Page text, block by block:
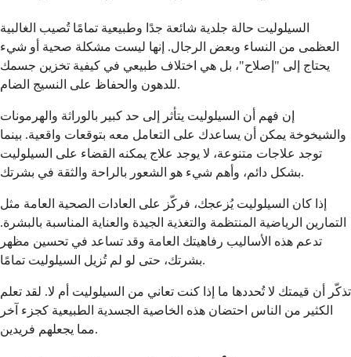
السيلوليت حالة جلدية شائعة جدًا وطبيعية تمامًا تُصيب الغالبية
العظمى من النساء وبعض الرجال. إنها ليست مشكلة صحية أو شيء
يحتاج إلى "إصلاح"، بل هي اختلاف طبيعي في كيفية تخزين جسمك
للدهون والحفاظ على النسيج الضام.
إن فهم أن السيلوليت يتأثر إلى حد كبير بالوراثة والهرمونات
والشيخوخة يمكن أن يساعدك على التعامل معه بتوقعات واقعية. بينما
توجد علاجات متنوعة، لا يوجد علاج يمكنه القضاء على السيلوليت
بشكل دائم، وأهم شيء هو الشعور بالراحة والثقة في بشرتك.
إذا كان السيلوليت يُزعجك، فركّز على العادات الصحية العامة مثل
التمارين الرياضية المنتظمة والتغذية الجيدة والعناية المناسبة بالبشرة.
تدعم هذه الأساليب رفاهيتك العامة وقد تساعد في تحسين مظهر
بشرتك، حتى لو لم تُزيل السيلوليت تمامًا.
تذكّر أن قيمتك لا تُحددها ما إذا كنت تعاني من السيلوليت أم لا. لقد تعلم
الكثير من الناس احتضان هذه الخاصية الجسدية الطبيعية كجزء آخر
مما يجعلهم فريدين.